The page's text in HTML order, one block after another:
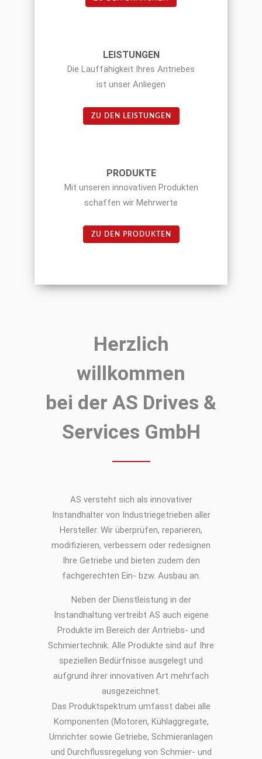
LEISTUNGEN
Die Lauffähigkeit Ihres Antriebes
ist unser Anliegen
ZU DEN LEISTUNGEN
PRODUKTE
Mit unseren innovativen Produkten
schaffen wir Mehrwerte
ZU DEN PRODUKTEN
Herzlich
willkommen
bei der AS Drives &
Services GmbH
AS versteht sich als innovativer
Instandhalter von Industriegetrieben aller
Hersteller. Wir überprüfen, reparieren,
modifizieren, verbessern oder redesignen
Ihre Getriebe und bieten zudem den
fachgerechten Ein- bzw. Ausbau an.
Neben der Dienstleistung in der
Instandhaltung vertreibt AS auch eigene
Produkte im Bereich der Antriebs- und
Schmiertechnik. Alle Produkte sind auf Ihre
speziellen Bedürfnisse ausgelegt und
aufgrund ihrer innovativen Art mehrfach
ausgezeichnet.
Das Produktspektrum umfasst dabei alle
Komponenten (Motoren, Kühlaggregate,
Umrichter sowie Getriebe, Schmieranlagen
und Durchflussregelung von Schmier- und